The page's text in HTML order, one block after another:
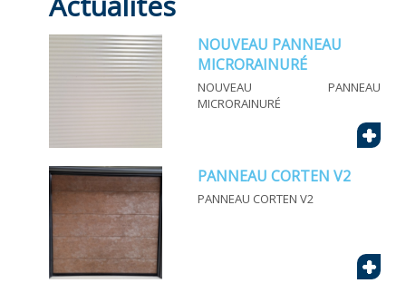
NOUVEAU PANNEAU
MICRORAINURÉ
NOUVEAU PANNEAU
MICRORAINURÉ
+
PANNEAU CORTEN V2
PANNEAU CORTEN V2
+